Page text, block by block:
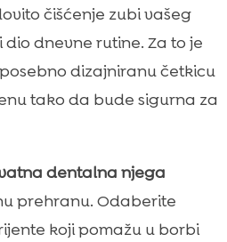
čišćenje zubi vašeg
dnevne rutine. Za to je
dizajniranu četkicu
tako da bude sigurna za
dentalna njega
prehranu. Odaberite
koji pomažu u borbi